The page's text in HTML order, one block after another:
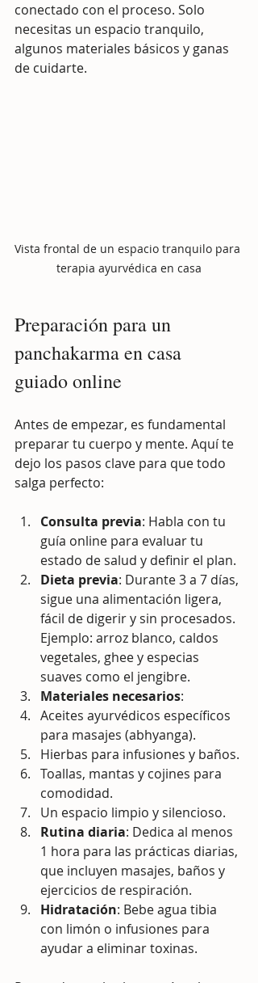
conectado con el proceso. Solo
necesitas un espacio tranquilo,
algunos materiales básicos y ganas
de cuidarte.
Vista frontal de un espacio tranquilo para
terapia ayurvédica en casa
Preparación para un
panchakarma en casa
guiado online
Antes de empezar, es fundamental
preparar tu cuerpo y mente. Aquí te
dejo los pasos clave para que todo
salga perfecto:
Consulta previa: Habla con tu
guía online para evaluar tu
estado de salud y definir el plan.
Dieta previa: Durante 3 a 7 días,
sigue una alimentación ligera,
fácil de digerir y sin procesados.
Ejemplo: arroz blanco, caldos
vegetales, ghee y especias
suaves como el jengibre.
Materiales necesarios:
Aceites ayurvédicos específicos
para masajes (abhyanga).
Hierbas para infusiones y baños.
Toallas, mantas y cojines para
comodidad.
Un espacio limpio y silencioso.
Rutina diaria: Dedica al menos
1 hora para las prácticas diarias,
que incluyen masajes, baños y
ejercicios de respiración.
Hidratación: Bebe agua tibia
con limón o infusiones para
ayudar a eliminar toxinas.